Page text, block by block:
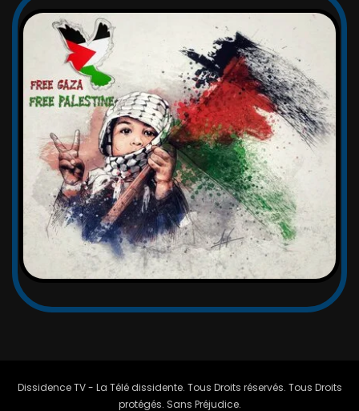
Dissidence TV - La Télé dissidente. Tous Droits réservés. Tous Droits
protégés. Sans Préjudice.